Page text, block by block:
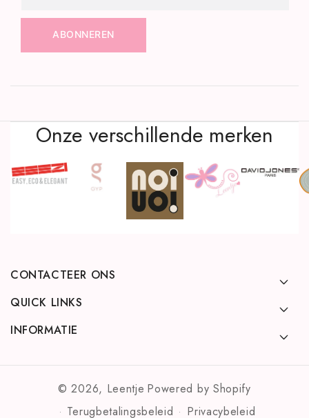
ABONNEREN
Onze verschillende merken
CONTACTEER ONS
QUICK LINKS
INFORMATIE
© 2026, Leentje Powered by Shopify
Terugbetalingsbeleid
Privacybeleid